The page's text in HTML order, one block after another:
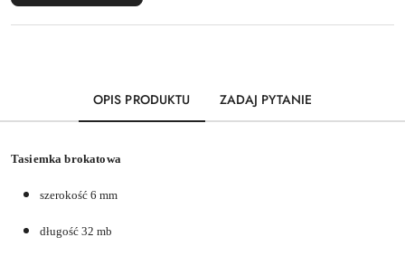
OPIS PRODUKTU ZADAJ PYTANIE
Tasiemka brokatowa
szerokość 6 mm
długość 32 mb